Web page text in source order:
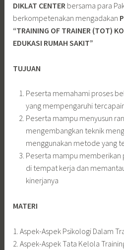
DIKLAT CENTER bersama para
berkompetenakan mengadakan
“TRAINING OF TRAINER (TOT)
EDUKASI RUMAH SAKIT”
TUJUAN
Peserta memahami proses
yang mempengaruhi
Peserta mampu menyusun
mengembangkan teknik
menggunakan metode yang
Peserta mampu
di tempat kerja dan
kinerjanya
MATERI
1. Aspek-Aspek Psikologi Dalam
2. Aspek-Aspek Tata Kelola